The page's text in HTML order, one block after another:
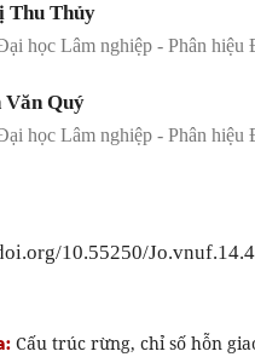
Thu Thủy
học Lâm nghiệp - Phân hiệu
Văn Quý
học Lâm nghiệp - Phân hiệu
10.55250/
Cấu trúc rừng, chỉ số hỗn